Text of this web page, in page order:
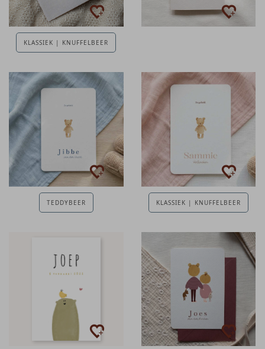
KLASSIEK | KNUFFELBEER
TEDDYBEER KLASSIEK | KNUFFELBEER